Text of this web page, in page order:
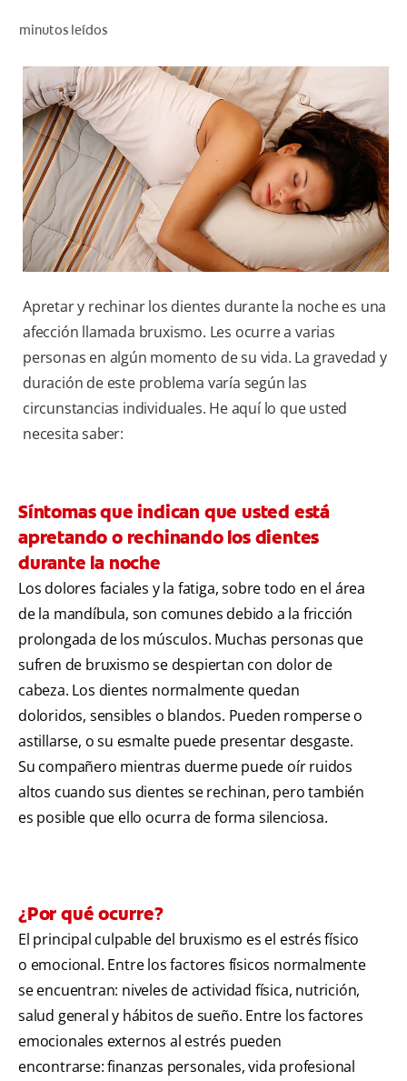
PARA PROFESIONALES
CUPONES
CO (ES)
SUSCRÍBETE
minutos leídos
Apretar y rechinar los dientes durante la noche es una
afección llamada bruxismo. Les ocurre a varias
personas en algún momento de su vida. La gravedad y
duración de este problema varía según las
circunstancias individuales. He aquí lo que usted
necesita saber:
Síntomas que indican que usted está
apretando o rechinando los dientes
durante la noche
Los dolores faciales y la fatiga, sobre todo en el área
de la mandíbula, son comunes debido a la fricción
prolongada de los músculos. Muchas personas que
sufren de bruxismo se despiertan con dolor de
cabeza. Los dientes normalmente quedan
doloridos, sensibles o blandos. Pueden romperse o
astillarse, o su esmalte puede presentar desgaste.
Su compañero mientras duerme puede oír ruidos
altos cuando sus dientes se rechinan, pero también
es posible que ello ocurra de forma silenciosa.
¿Por qué ocurre?
El principal culpable del bruxismo es el estrés físico
o emocional. Entre los factores físicos normalmente
se encuentran: niveles de actividad física, nutrición,
salud general y hábitos de sueño. Entre los factores
emocionales externos al estrés pueden
encontrarse: finanzas personales, vida profesional